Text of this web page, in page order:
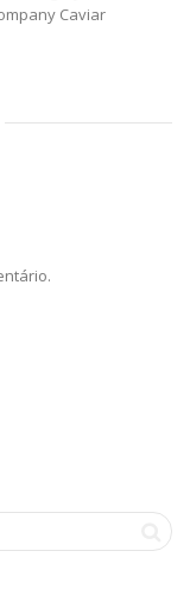
Caviar